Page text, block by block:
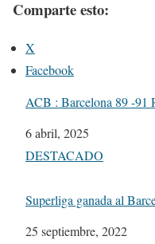
Comparte esto:
X
Facebook
ACB : Barcelona 89 -91
Fecha
6 abril, 2025
Respecto a
DESTACADO
Superliga ganada al
Fecha
25 septiembre, 2022